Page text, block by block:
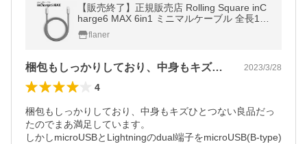
【販売終了】正規販売店 Rolling Square inC
harge6 MAX 6in1 ミニマルケーブル 全長1.5
m 充電 同期機能（YBT）
flaner
梱包もしっかりしており、中身もキズひと… 2023/3/28
4
梱包もしっかりしており、中身もキズひとつない良品だっ
たのでまあ満足しています。
しかしmicroUSBとLightningのdual端子をmicroUSB(B-type)